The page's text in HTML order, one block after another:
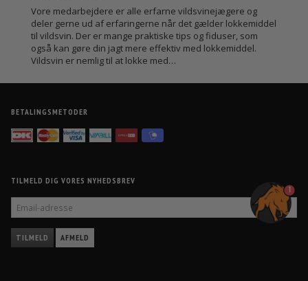
Vore medarbejdere er alle erfarne vildsvinejægere og
deler gerne ud af erfaringerne når det gælder lokkemiddel
til vildsvin. Der er mange praktiske tips og fiduser, som
også kan gøre din jagt mere effektiv med lokkemiddel.
Vildsvin er nemlig til at lokke med…
BETALINGSMETODER
TILMELD DIG VORES NYHEDSBREV
ADRESSE
TILMELD AFMELD
1